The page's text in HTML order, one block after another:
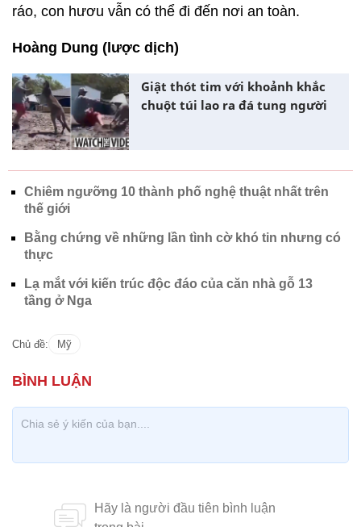
ráo, con hươu vẫn có thể đi đến nơi an toàn.
Hoàng Dung (lược dịch)
Giật thót tim với khoảnh khắc
chuột túi lao ra đá tung người
Chiêm ngưỡng 10 thành phố nghệ thuật nhất trên
thế giới
Bằng chứng về những lần tình cờ khó tin nhưng có
thực
Lạ mắt với kiến trúc độc đáo của căn nhà gỗ 13
tầng ở Nga
Chủ đề: Mỹ